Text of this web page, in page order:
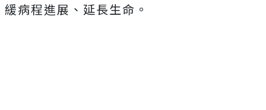
緩病程進展、延長生命。